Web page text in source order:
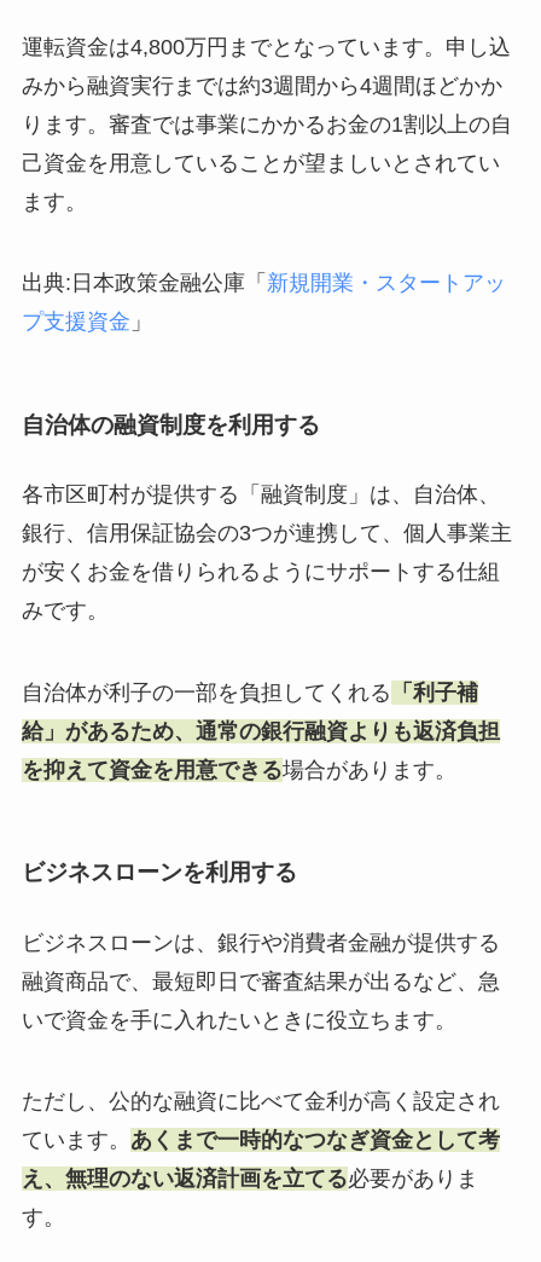
運転資金は4,800万円までとなっています。申し込
みから融資実行までは約3週間から4週間ほどかか
ります。審査では事業にかかるお金の1割以上の自
己資金を用意していることが望ましいとされてい
ます。
出典:日本政策金融公庫「 新規開業・スタートアッ
プ支援資金 」
自治体の融資制度を利用する
各市区町村が提供する「融資制度」は、自治体、
銀行、信用保証協会の3つが連携して、個人事業主
が安くお金を借りられるようにサポートする仕組
みです。
自治体が利子の一部を負担してくれる 「利子補
給」があるため、通常の銀行融資よりも返済負担
を抑えて資金を用意できる場合があります。
ビジネスローンを利用する
ビジネスローンは、銀行や消費者金融が提供する
融資商品で、最短即日で審査結果が出るなど、急
いで資金を手に入れたいときに役立ちます。
ただし、公的な融資に比べて金利が高く設定され
ています。 あくまで一時的なつなぎ資金として考
え、無理のない返済計画を立てる必要がありま
す。